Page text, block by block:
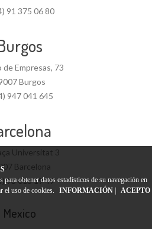
91 375 06 80
Empresas, 73
Burgos
947 041 645
Universitat 3
Barcelona
93 013 19 49
Mexico
obtener datos estadísticos de su navegación en
el uso de cookies.
INFORMACIÓN ACEPTO